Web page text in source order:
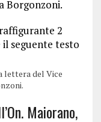
Borgonzoni.
lettera del Vice
Maiorano,